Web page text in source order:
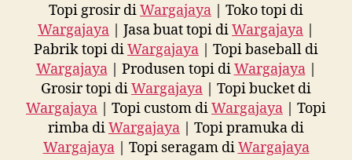
Topi grosir diWargajaya | Toko topi di
Wargajaya | Jasa buat topi diWargajaya |
Pabrik topi diWargajaya | Topi baseball di
Wargajaya| Produsen topi diWargajaya|
Grosir topi diWargajaya | Topi bucket di
Wargajaya | Topi custom diWargajaya | Topi
rimba diWargajaya | Topi pramuka di
Wargajaya| Topi seragam diWargajaya